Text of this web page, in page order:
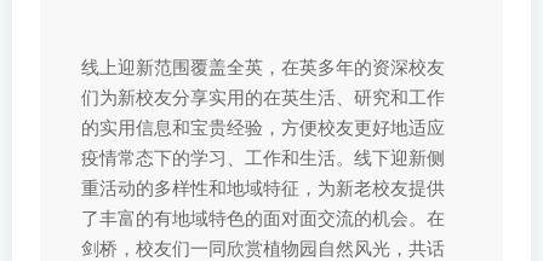
线上迎新范围覆盖全英，在英多年的资深校友
们为新校友分享实用的在英生活、研究和工作
的实用信息和宝贵经验，方便校友更好地适应
疫情常态下的学习、工作和生活。线下迎新侧
重活动的多样性和地域特征，为新老校友提供
了丰富的有地域特色的面对面交流的机会。在
剑桥，校友们一同欣赏植物园自然风光，共话